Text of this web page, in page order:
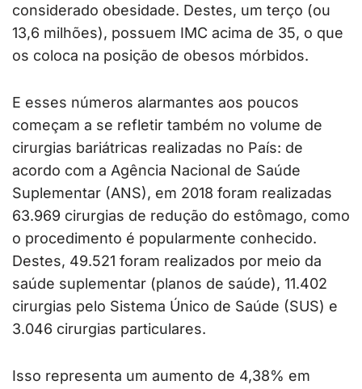
considerado obesidade. Destes, um terço (ou
13,6 milhões), possuem IMC acima de 35, o que
os coloca na posição de obesos mórbidos.
E esses números alarmantes aos poucos
começam a se refletir também no volume de
cirurgias bariátricas realizadas no País: de
acordo com a Agência Nacional de Saúde
Suplementar (ANS), em 2018 foram realizadas
63.969 cirurgias de redução do estômago, como
o procedimento é popularmente conhecido.
Destes, 49.521 foram realizados por meio da
saúde suplementar (planos de saúde), 11.402
cirurgias pelo Sistema Único de Saúde (SUS) e
3.046 cirurgias particulares.
Isso representa um aumento de 4,38% em